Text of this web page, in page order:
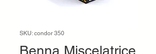
SKU: condor 350
Benna Miscelatrice